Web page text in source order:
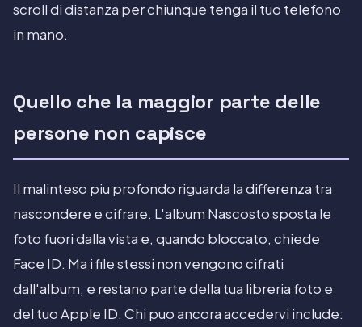
scroll di distanza per chiunque tenga il tuo telefono
in mano.
Quello che la maggior parte delle
persone non capisce
Il malinteso piu profondo riguarda la differenza tra
nascondere e cifrare. L'album Nascosto sposta le
foto fuori dalla vista e, quando bloccato, chiede
Face ID. Ma i file stessi non vengono cifrati
dall'album, e restano parte della tua libreria foto e
del tuo Apple ID. Chi puo ancora accedervi include: